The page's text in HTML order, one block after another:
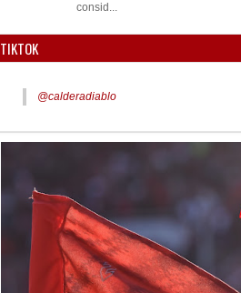
consid...
TIKTOK
@calderadiablo